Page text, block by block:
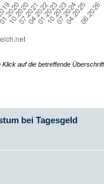
auf die betreffende Überschrift
bei Tagesgeld